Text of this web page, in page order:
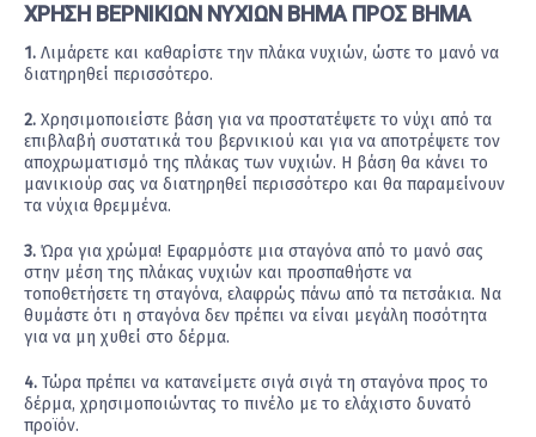
ΧΡΗΣΗ ΒΕΡΝΙΚΙΩΝ ΝΥΧΙΩΝ ΒΗΜΑ ΠΡΟΣ ΒΗΜΑ
1. Λιμάρετε και καθαρίστε την πλάκα νυχιών, ώστε το μανό να
διατηρηθεί περισσότερο.
2. Χρησιμοποιείστε βάση για να προστατέψετε το νύχι από τα
επιβλαβή συστατικά του βερνικιού και για να αποτρέψετε τον
αποχρωματισμό της πλάκας των νυχιών. Η βάση θα κάνει το
μανικιούρ σας να διατηρηθεί περισσότερο και θα παραμείνουν
τα νύχια θρεμμένα.
3. Ώρα για χρώμα! Εφαρμόστε μια σταγόνα από το μανό σας
στην μέση της πλάκας νυχιών και προσπαθήστε να
τοποθετήσετε τη σταγόνα, ελαφρώς πάνω από τα πετσάκια. Να
θυμάστε ότι η σταγόνα δεν πρέπει να είναι μεγάλη ποσότητα
για να μη χυθεί στο δέρμα.
4. Τώρα πρέπει να κατανείμετε σιγά σιγά τη σταγόνα προς το
δέρμα, χρησιμοποιώντας το πινέλο με το ελάχιστο δυνατό
προϊόν.